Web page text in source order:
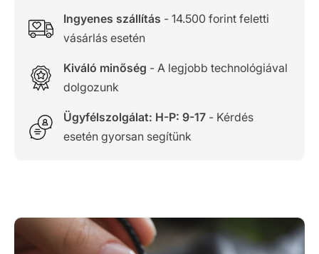
Ingyenes szállítás - 14.500 forint feletti
vásárlás esetén
Kiváló minőség - A legjobb technológiával
dolgozunk
Ügyfélszolgálat: H-P: 9-17- Kérdés
esetén gyorsan segítünk